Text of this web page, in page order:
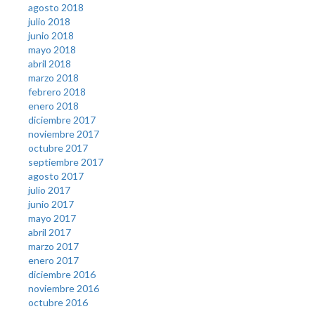
agosto 2018
julio 2018
junio 2018
mayo 2018
abril 2018
marzo 2018
febrero 2018
enero 2018
diciembre 2017
noviembre 2017
octubre 2017
septiembre 2017
agosto 2017
julio 2017
junio 2017
mayo 2017
abril 2017
marzo 2017
enero 2017
diciembre 2016
noviembre 2016
octubre 2016